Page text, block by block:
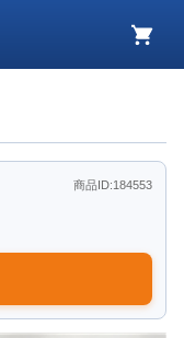
カ
商品ID:184553